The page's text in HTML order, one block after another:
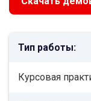
Тип работы:
Курсовая